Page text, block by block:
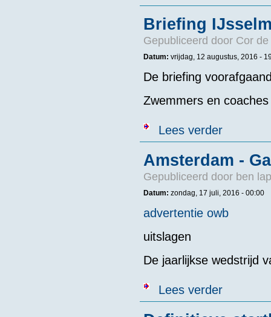
Briefing
Gepubliceerd door Cor
Datum: vrijdag, 12 augustus, 2016 -
De briefing
Zwemmers en
Lees verderover Briefing
Amsterdam -
Gepubliceerd door ben lap
Datum: zondag, 17 juli, 2016 - 00:00
advertentie owb
uitslagen
De jaarlijkse wedstrijd
Lees verderover